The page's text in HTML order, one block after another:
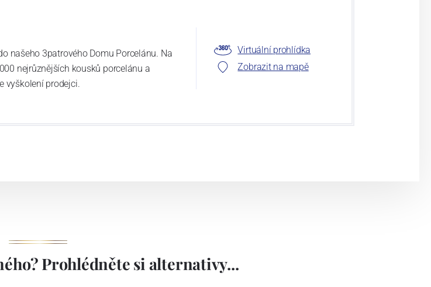
našeho 3patrového Domu Porcelánu. Na
nejrůznějších kousků porcelánu a
vyškolení prodejci.
Virtuální prohlídka
Zobrazit na mapě
Prohlédněte si alternativy...